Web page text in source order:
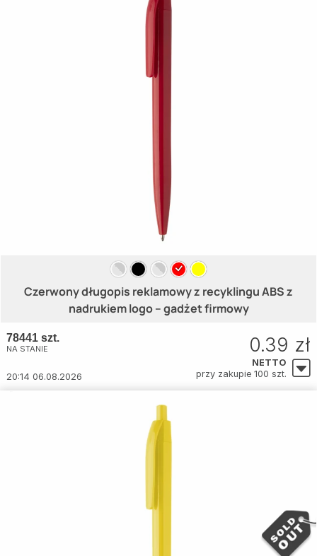
Czerwony długopis reklamowy z recyklingu ABS z
nadrukiem logo – gadżet firmowy
78441 szt.
NA STANIE
20:14 06.08.2026
0.39 zł
NETTO
przy zakupie 100 szt.